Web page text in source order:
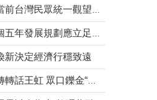
新決定經濟行穩致遠